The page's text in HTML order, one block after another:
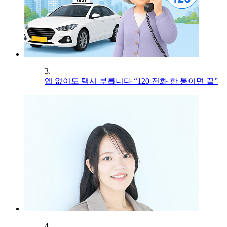
3.
앱 없이도 택시 부릅니다 “120 전화 한 통이면 끝”